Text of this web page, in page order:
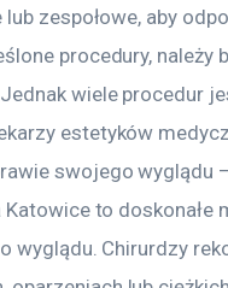
zespołowe, aby
procedury, należy
wiele procedur
estetyków
swojego wyglądu
to doskonałe
wyglądu. Chirurdzy